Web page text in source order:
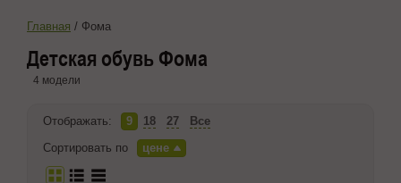
Главная / Фома
Детская обувь Фома
4 модели
Отображать: 9 18 27
Все
Сортировать по
цене